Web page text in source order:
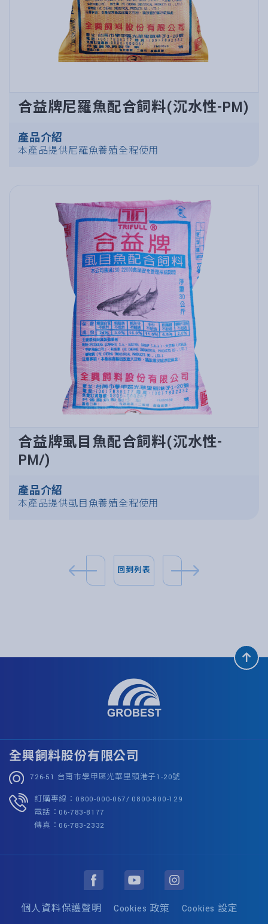
合益牌尼羅魚配合飼料(沉水性-PM)
產品介紹
本產品提供尼羅魚養殖全程使用
合益牌虱目魚配合飼料(沉水性-
PM/)
產品介紹
本產品提供虱目魚養殖全程使用
回到列表
全興飼料股份有限公司
726-51 台南市學甲區光華里頭港子1-20號
訂購專線：0800-000-067/ 0800-800-129
電話：06-783-8177
傳真：06-783-2332
個人資料保護聲明 Cookies 政策 Cookies 設定